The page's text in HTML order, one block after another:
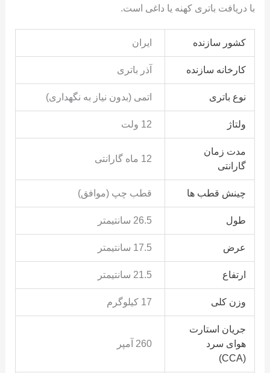
با دریافت باتری کهنه یا داغی است.
کشور سازنده ایران
کارخانه سازنده آذر باتری
نوع باتری اتمی (بدون نیاز به نگهداری)
ولتاژ 12 ولت
مدت زمان
گارانتی
12 ماه گارانتی
چینش قطب ها قطب چپ (موافق)
طول 26.5 سانتیمتر
عرض 17.5 سانتیمتر
ارتفاع 21.5 سانتیمتر
وزن کلی 17 کیلوگرم
جریان استارت
هوای سرد
(CCA)
260 آمپر